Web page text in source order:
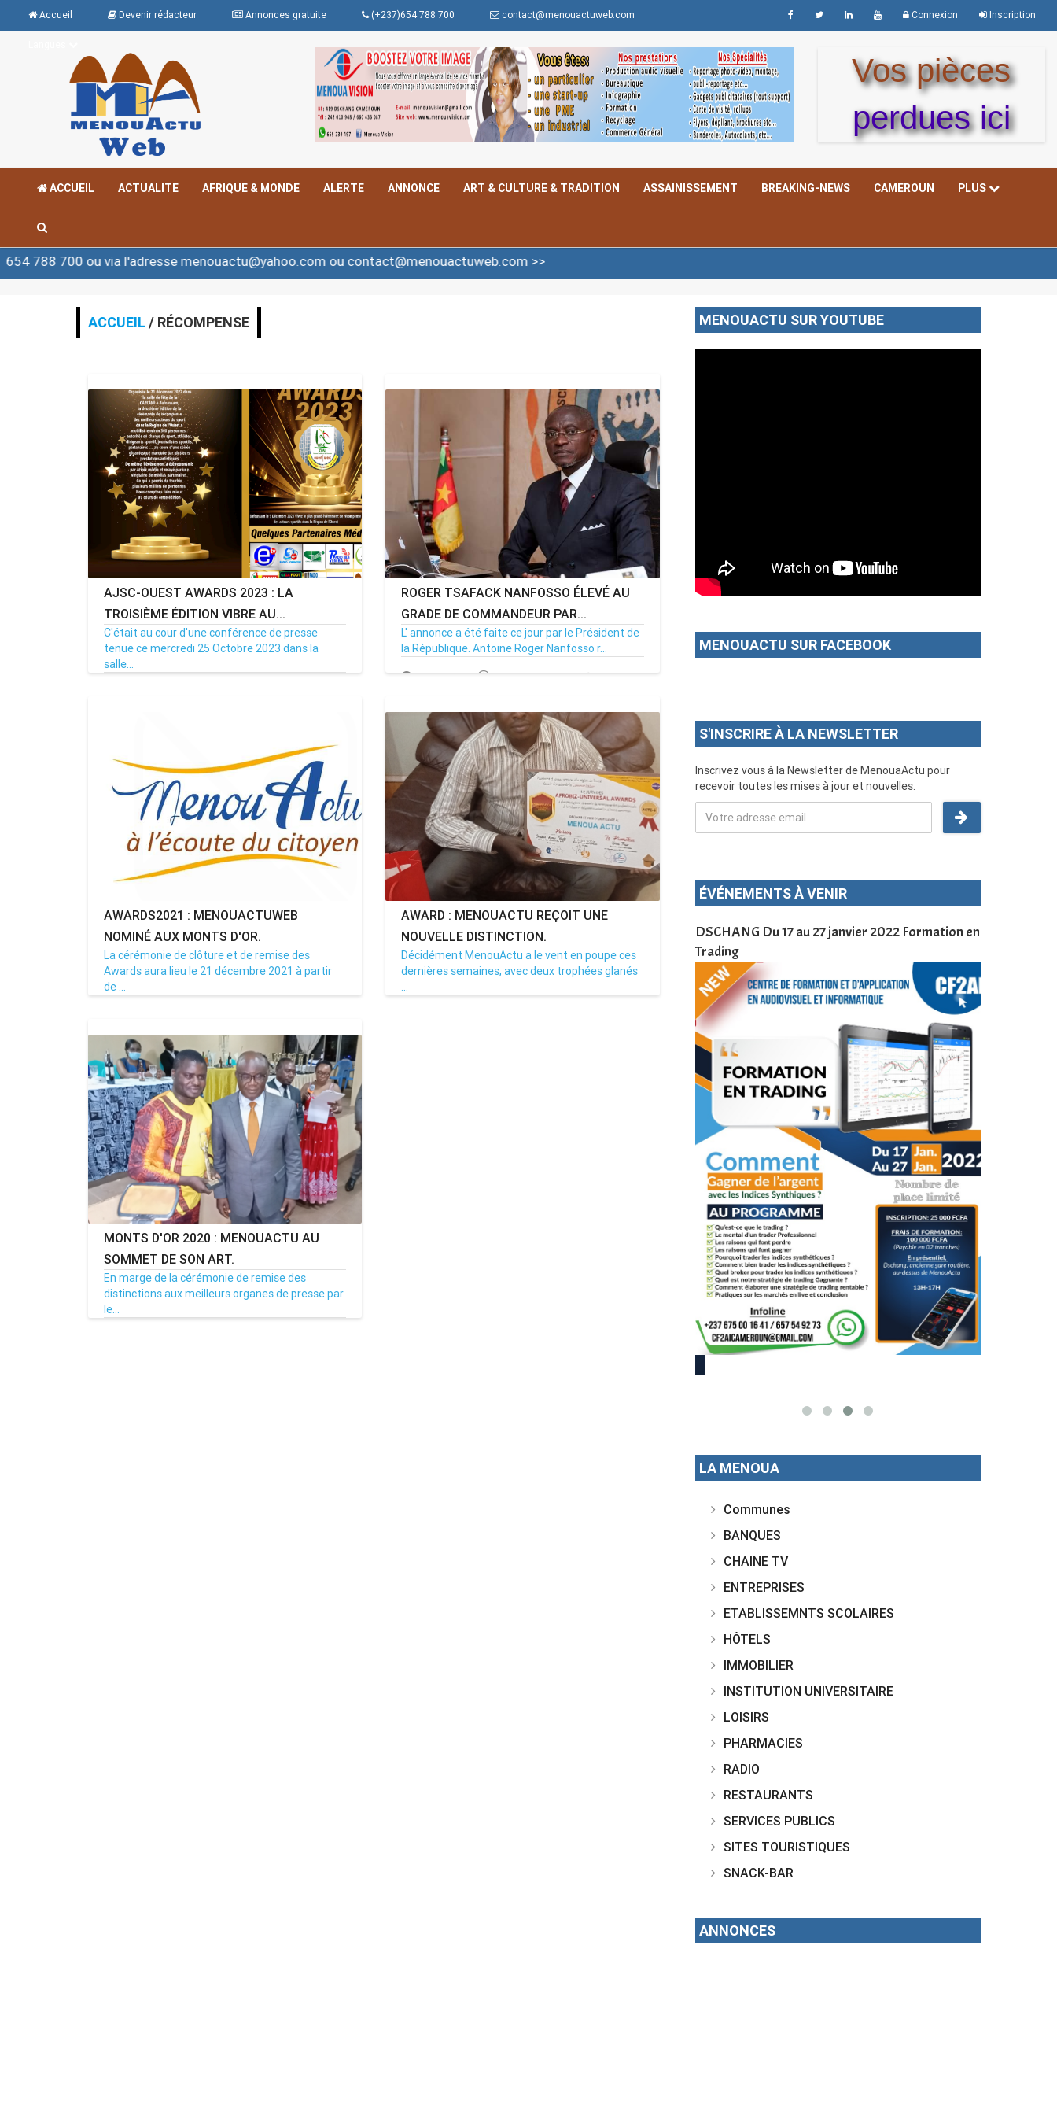
Accueil Devenir rédacteur Annonces gratuite (+237)654 788 700 contact@menouactuweb.com Connexion Inscription
Vos pièces
perdues ici
ACCUEIL ACTUALITE AFRIQUE & MONDE ALERTE ANNONCE ART & CULTURE & TRADITION ASSAINISSEMENT BREAKING-NEWS CAMEROUN PLUS
ou via l'adresse menouactu@yahoo.com ou contact@menouactuweb.com >>
ACCUEIL / RÉCOMPENSE
AJSC-OUEST AWARDS 2023 : LA
TROISIÈME ÉDITION VIBRE AU...
C'était au cour d'une conférence de presse
tenue ce mercredi 25 Octobre 2023 dans la
salle...
ROGER TSAFACK NANFOSSO ÉLEVÉ AU
GRADE DE COMMANDEUR PAR...
L' annonce a été faite ce jour par le Président de
la République. Antoine Roger Nanfosso r...
07/09/22 Par MenouActu 1
AWARDS2021 : MENOUACTUWEB
NOMINÉ AUX MONTS D'OR.
La cérémonie de clôture et de remise des
Awards aura lieu le 21 décembre 2021 à partir
de ...
AWARD : MENOUACTU REÇOIT UNE
NOUVELLE DISTINCTION.
Décidément MenouActu a le vent en poupe ces
dernières semaines, avec deux trophées glanés
...
MONTS D'OR 2020 : MENOUACTU AU
SOMMET DE SON ART.
En marge de la cérémonie de remise des
distinctions aux meilleurs organes de presse par
le...
MENOUACTU SUR YOUTUBE
MENOUACTU SUR FACEBOOK
S'INSCRIRE À LA NEWSLETTER
Inscrivez vous à la Newsletter de MenouaActu pour
recevoir toutes les mises à jour et nouvelles.
ÉVÉNEMENTS À VENIR
Rendez-vous le 10 Octobre avec GESPROS pour
une formation de qualité, un métier
Devenez infographiste professionnel en 10 jours
de formation pratique. Dschang du 17 au 27
janvier 2022
DSCHANG Du 17 au 27 janvier 2022 Formation en
Trading
Cameroun
LA MENOUA
Communes
BANQUES
CHAINE TV
ENTREPRISES
ETABLISSEMNTS SCOLAIRES
HÔTELS
IMMOBILIER
INSTITUTION UNIVERSITAIRE
LOISIRS
PHARMACIES
RADIO
RESTAURANTS
SERVICES PUBLICS
SITES TOURISTIQUES
SNACK-BAR
ANNONCES